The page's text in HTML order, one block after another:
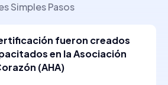
Simples Pasos
fueron creados
en la Asociación
(AHA)